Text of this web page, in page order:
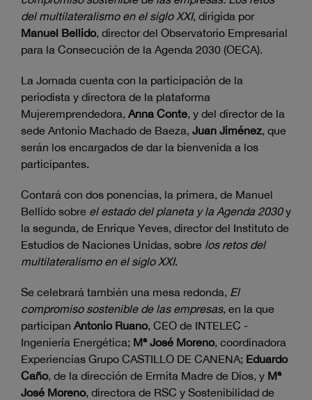
del multilateralismo en el siglo XXI, dirigida por
Manuel Bellido, director del Observatorio Empresarial
para la Consecución de la Agenda 2030 (OECA).
La Jornada cuenta con la participación de la
periodista y directora de la plataforma
Mujeremprendedora, Anna Conte, y del director de la
sede Antonio Machado de Baeza, Juan Jiménez, que
serán los encargados de dar la bienvenida a los
participantes.
Contará con dos ponencias, la primera, de Manuel
Bellido sobre el estado del planeta y la Agenda 2030y
la segunda, de Enrique Yeves, director del Instituto de
Estudios de Naciones Unidas, sobre los retos del
multilateralismo en el siglo XXI.
Se celebrará también una mesa redonda, El
compromiso sostenible de las empresas, en la que
participan Antonio Ruano, CEO de INTELEC -
Ingeniería Energética; Mª José Moreno, coordinadora
Experiencias Grupo CASTILLO DE CANENA; Eduardo
Caño, de la dirección de Ermita Madre de Dios, y Mª
José Moreno, directora de RSC y Sostenibilidad de